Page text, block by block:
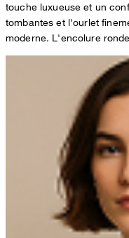
touche luxueuse et un
tombantes et l'ourlet
moderne. L'encolure